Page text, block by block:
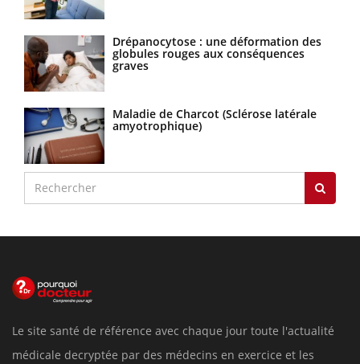
Drépanocytose : une déformation des
globules rouges aux conséquences
graves
Maladie de Charcot (Sclérose latérale
amyotrophique)
Le site santé de référence avec chaque jour toute l'actualité
médicale decryptée par des médecins en exercice et les